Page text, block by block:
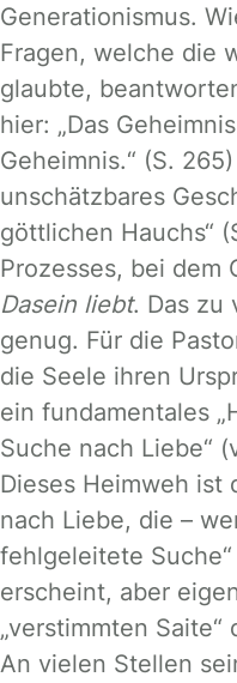
Generationismus.
Fragen, welche die
glaubte,
hier: „Das
Geheimnis.“ (S.
unschätzbares
göttlichen Hauchs“
Prozesses, bei dem
Dasein liebt. Das zu
genug. Für die
die Seele ihren
ein fundamentales
Suche nach Liebe“
Dieses Heimweh ist
nach Liebe, die –
fehlgeleitete
erscheint, aber
„verstimmten
An vielen Stellen